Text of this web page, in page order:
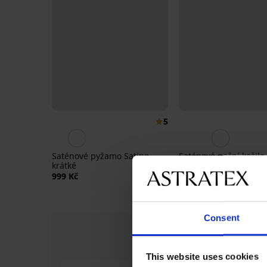
Consent
This website uses cookies
5
Saténové pyžamo Satine
krátké
999 Kč
Saténová noční košile
999 Kč